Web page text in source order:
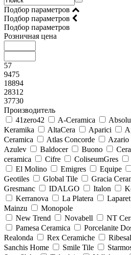
Подбор параметров
Подбор параметров
Подбор параметров
Розничная цена
57
9475
18894
28312
37730
Производитель
41zero42
A-Ceramica
Keramika
AltaCera Aparici
Ceramica
Atlas Concorde Azario
Azulev
Baldocer Buono
ceramica
Cifre ColiseumGres
El Molino
Emigres Equipe
Geotiles
Global Tile Gracia
Gresmanc
IDALGO Italon
Kerranova
La Platera Laparet
Mainzu
Monopole
New Trend
Novabell NT
Pamesa Ceramica
Porcelanite
Realonda
Rex Ceramiche
Sanchis Home
Smile Tile